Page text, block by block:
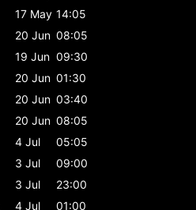
17 May 14:05
20 Jun 08:05
19 Jun 09:30
20 Jun 01:30
20 Jun 03:40
20 Jun 08:05
4 Jul
05:05
3 Jul
09:00
3 Jul
23:00
4 Jul
01:00